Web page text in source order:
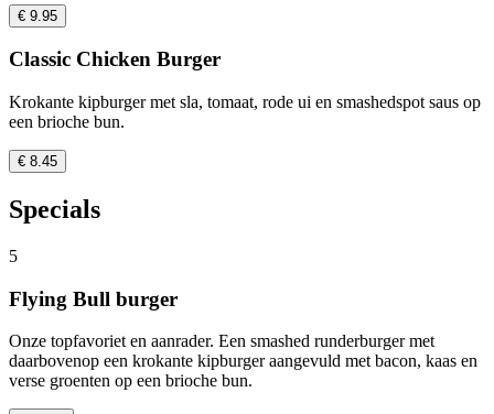
€ 9.95
Classic Chicken Burger
Krokante kipburger met sla, tomaat, rode ui en smashedspot saus op
een brioche bun.
€ 8.45
Specials
5
Flying Bull burger
Onze topfavoriet en aanrader. Een smashed runderburger met
daarbovenop een krokante kipburger aangevuld met bacon, kaas en
verse groenten op een brioche bun.